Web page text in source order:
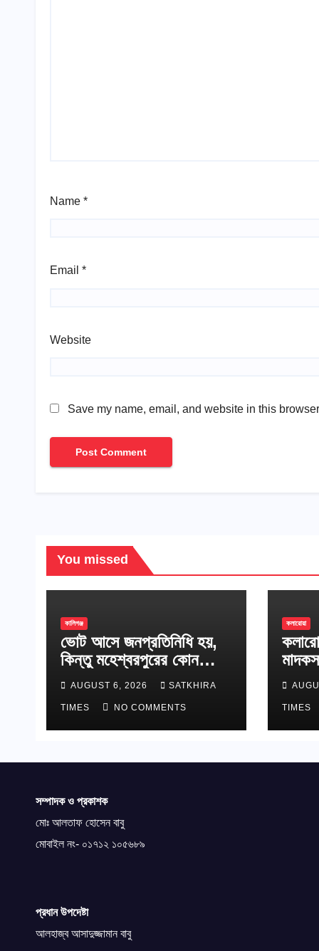
Name *
Email *
Website
Save my name, email, and website in this
You missed
কালিগঞ্জ
ভোট আসে জনপ্রতিনিধি হয়,
কিন্তু মহেশ্বরপুরের কোন
উন্নয়ন হয়না
AUGUST 6, 2026 SATKHIRA
TIMES NO COMMENTS
কলারোয়া
TIMES
সম্পাদক ও প্রকাশক
মোঃ আলতাফ হোসেন বাবু
মোবাইল নং- ০১৭১২ ১০৫৬৮৯
প্রধান উপদেষ্টা
আলহাজ্ব আসাদুজ্জামান বাবু